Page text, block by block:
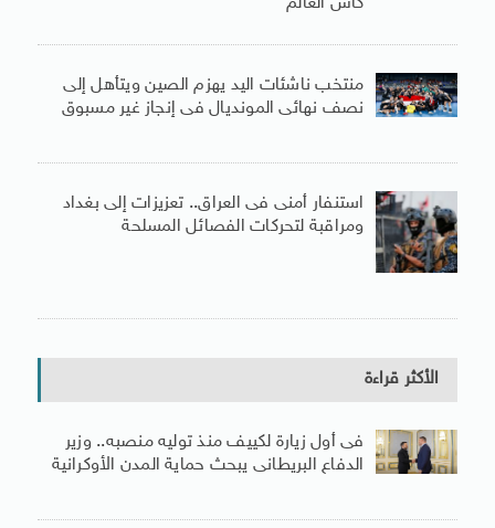
منتخب ناشئات اليد يهزم الصين ويتأهل إلى
نصف نهائى المونديال فى إنجاز غير مسبوق
استنفار أمنى فى العراق.. تعزيزات إلى بغداد
ومراقبة لتحركات الفصائل المسلحة
الأكثر قراءة
فى أول زيارة لكييف منذ توليه منصبه.. وزير
الدفاع البريطانى يبحث حماية المدن الأوكرانية